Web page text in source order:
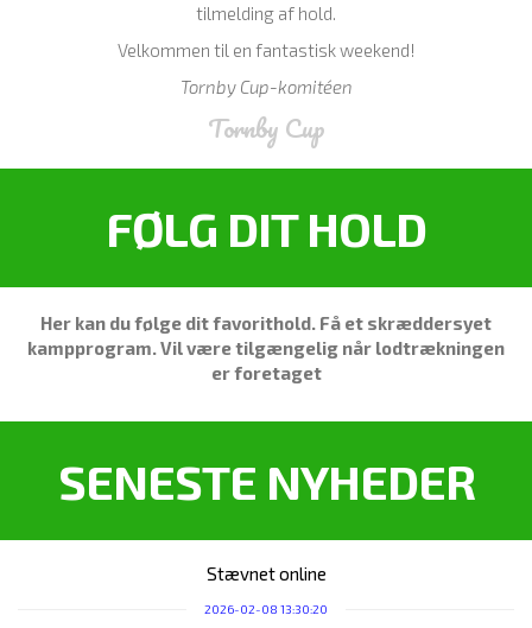
tilmelding af hold.
Velkommen til en fantastisk weekend!
Tornby Cup-komitéen
Tornby Cup
FØLG DIT HOLD
Her kan du følge dit favorithold. Få et skræddersyet
kampprogram.Vil være tilgængelig når lodtrækningen
er foretaget
SENESTE NYHEDER
Stævnet online
2026-02-08 13:30:20